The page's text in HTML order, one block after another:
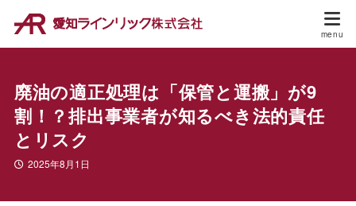
廃油の適正処理は「保管と運搬」が9
割！？排出事業者が知るべき法的責任
とリスク
2025年8月1日